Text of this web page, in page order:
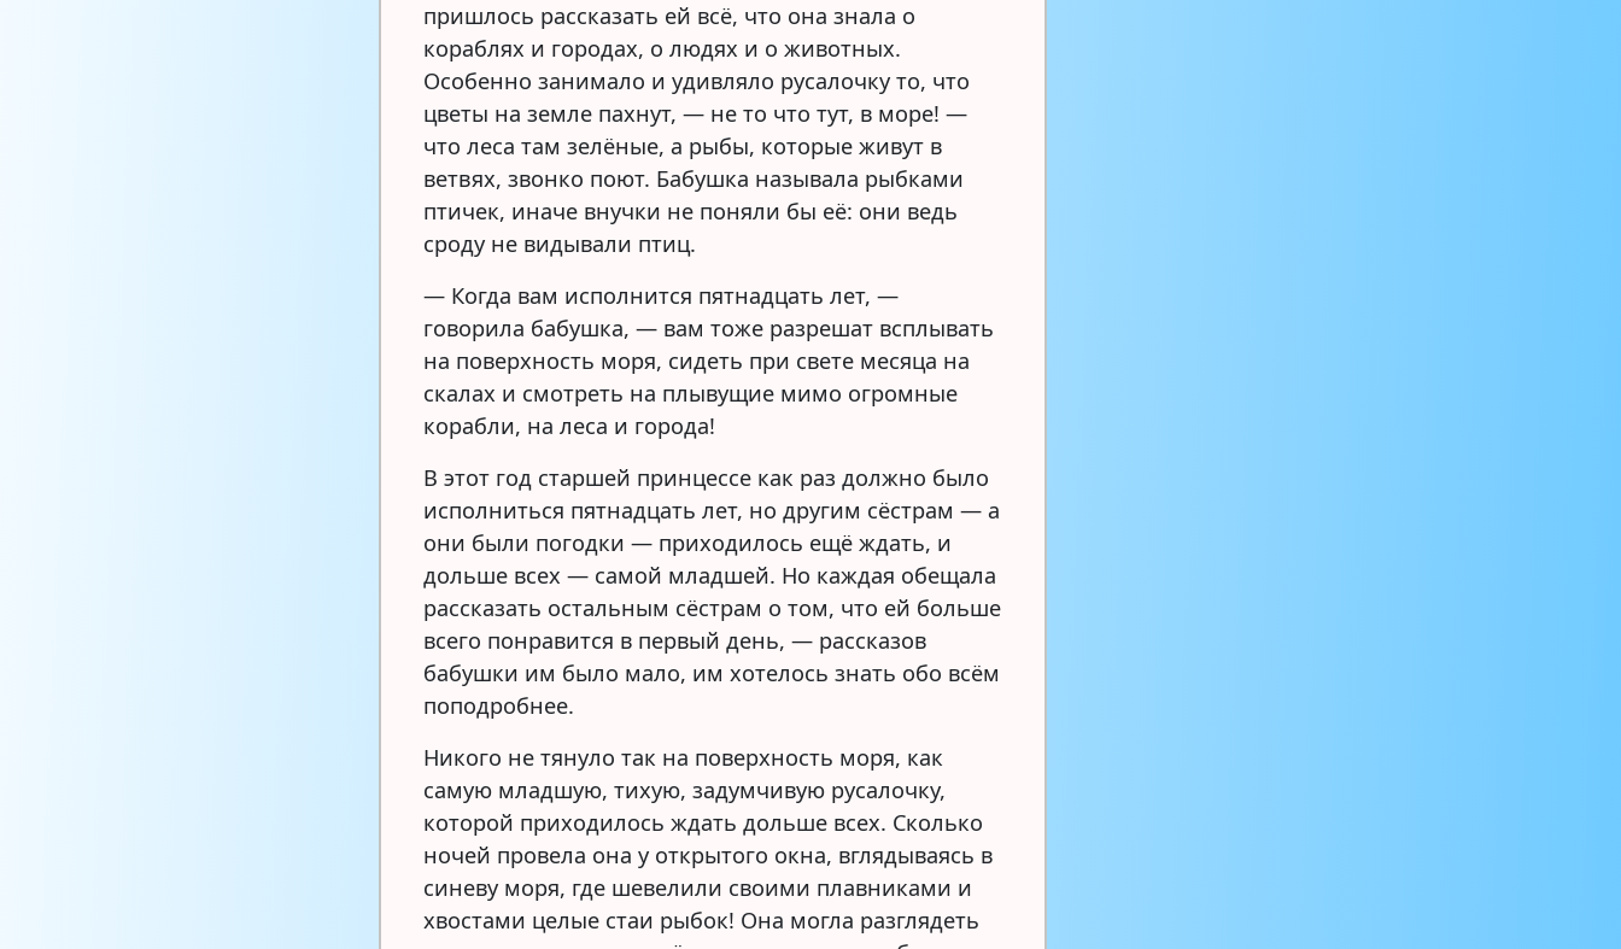
пришлось рассказать ей всё, что она знала о
кораблях и городах, о людях и о животных.
Особенно занимало и удивляло русалочку то, что
цветы на земле пахнут, — не то что тут, в море! —
что леса там зелёные, а рыбы, которые живут в
ветвях, звонко поют. Бабушка называла рыбками
птичек, иначе внучки не поняли бы её: они ведь
сроду не видывали птиц.
— Когда вам исполнится пятнадцать лет, —
говорила бабушка, — вам тоже разрешат всплывать
на поверхность моря, сидеть при свете месяца на
скалах и смотреть на плывущие мимо огромные
корабли, на леса и города!
В этот год старшей принцессе как раз должно было
исполниться пятнадцать лет, но другим сёстрам — а
они были погодки — приходилось ещё ждать, и
дольше всех — самой младшей. Но каждая обещала
рассказать остальным сёстрам о том, что ей больше
всего понравится в первый день, — рассказов
бабушки им было мало, им хотелось знать обо всём
поподробнее.
Никого не тянуло так на поверхность моря, как
самую младшую, тихую, задумчивую русалочку,
которой приходилось ждать дольше всех. Сколько
ночей провела она у открытого окна, вглядываясь в
синеву моря, где шевелили своими плавниками и
хвостами целые стаи рыбок! Она могла разглядеть